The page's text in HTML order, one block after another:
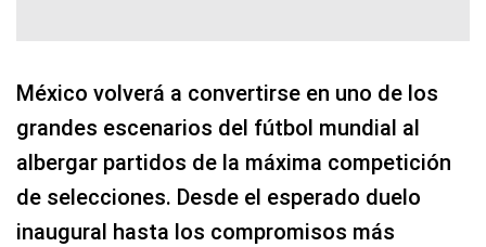
México volverá a convertirse en uno de los
grandes escenarios del fútbol mundial al
albergar partidos de la máxima competición
de selecciones. Desde el esperado duelo
inaugural hasta los compromisos más